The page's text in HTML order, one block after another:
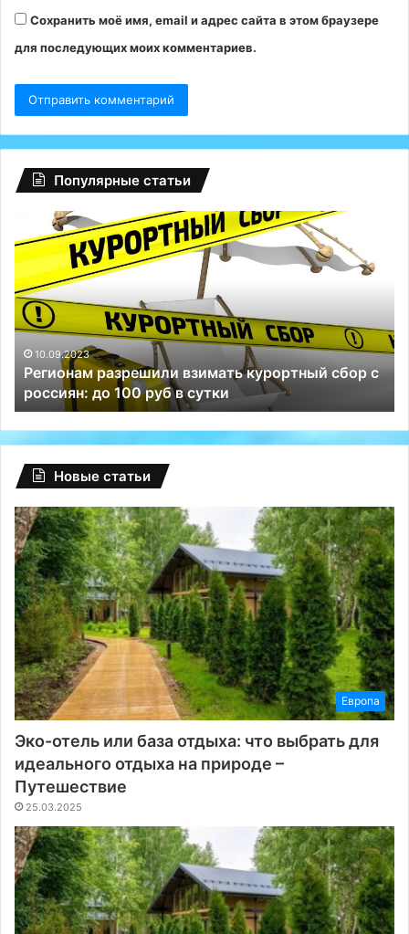
Сохранить моё имя, email и адрес сайта в этом браузере
для последующих моих комментариев.
Популярные статьи
Регионам
разрешили
взимать
курортный
сбор
россиян:
до
100
руб
в
сутки
10.09.2023
Регионам разрешили взимать курортный сбор с
россиян: до 100 руб в сутки
и
Новые статьи
Европа
Эко-отель или база отдыха: что выбрать для
идеального отдыха на природе –
Путешествие
25.03.2025